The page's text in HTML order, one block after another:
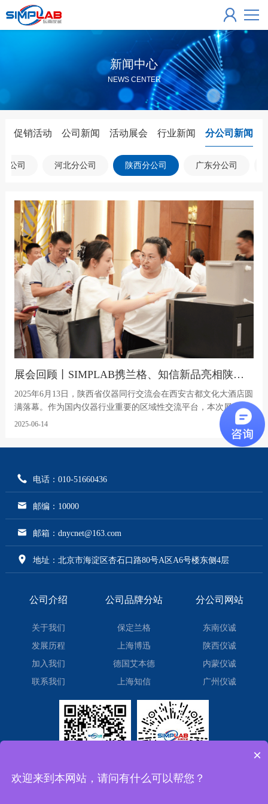
新闻中心
NEWS CENTER
促销活动 公司新闻 活动展会 行业新闻 分公司新闻
公司 河北分公司 陕西分公司 广东分公司
展会回顾丨SIMPLAB携兰格、知信新品亮相陕西仪器交流会
2025年6月13日，陕西省仪器同行交流会在西安古都文化大酒店圆
满落幕。作为国内仪器行业重要的区域性交流平台，本次展会汇
聚了行业上下游企业、科研机构及终端用户，共同探讨技术趋势
2025-06-14
电话：010-51660436
邮编：10000
邮箱：dnycnet@163.com
地址：北京市海淀区杏石口路80号A区A6号楼东侧4层
公司介绍
关于我们
发展历程
加入我们
联系我们
公司品牌分站
保定兰格
上海博迅
德国艾本德
上海知信
分公司网站
东南仪诚
陕西仪诚
内蒙仪诚
广州仪诚
微信订阅号 微信小程序
×
欢迎来到本网站，请问有什么可以帮您？